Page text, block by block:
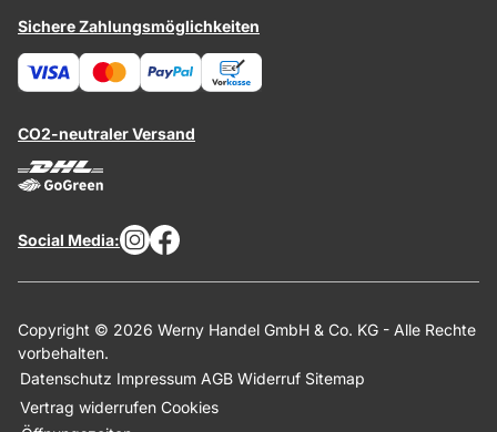
Sichere Zahlungsmöglichkeiten
CO2-neutraler Versand
Social Media:
Copyright © 2026 Werny Handel GmbH & Co. KG - Alle Rechte
vorbehalten.
Datenschutz Impressum AGB Widerruf Sitemap
Vertrag widerrufen Cookies